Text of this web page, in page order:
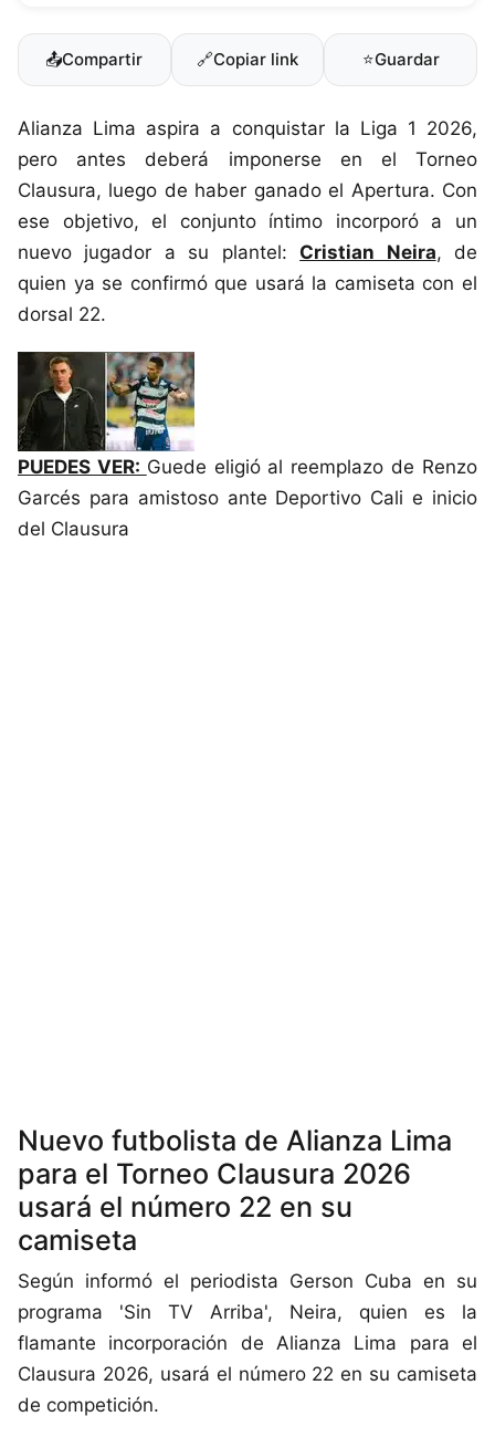
📤Compartir 🔗Copiar link ⭐Guardar
Alianza Lima aspira a conquistar la Liga 1 2026,
pero antes deberá imponerse en el Torneo
Clausura, luego de haber ganado el Apertura. Con
ese objetivo, el conjunto íntimo incorporó a un
nuevo jugador a su plantel: Cristian Neira, de
quien ya se confirmó que usará la camiseta con el
dorsal 22.
PUEDES VER: Guede eligió al reemplazo de Renzo
Garcés para amistoso ante Deportivo Cali e inicio
del Clausura
Nuevo futbolista de Alianza Lima
para el Torneo Clausura 2026
usará el número 22 en su
camiseta
Según informó el periodista Gerson Cuba en su
programa 'Sin TV Arriba', Neira, quien es la
flamante incorporación de Alianza Lima para el
Clausura 2026, usará el número 22 en su camiseta
de competición.